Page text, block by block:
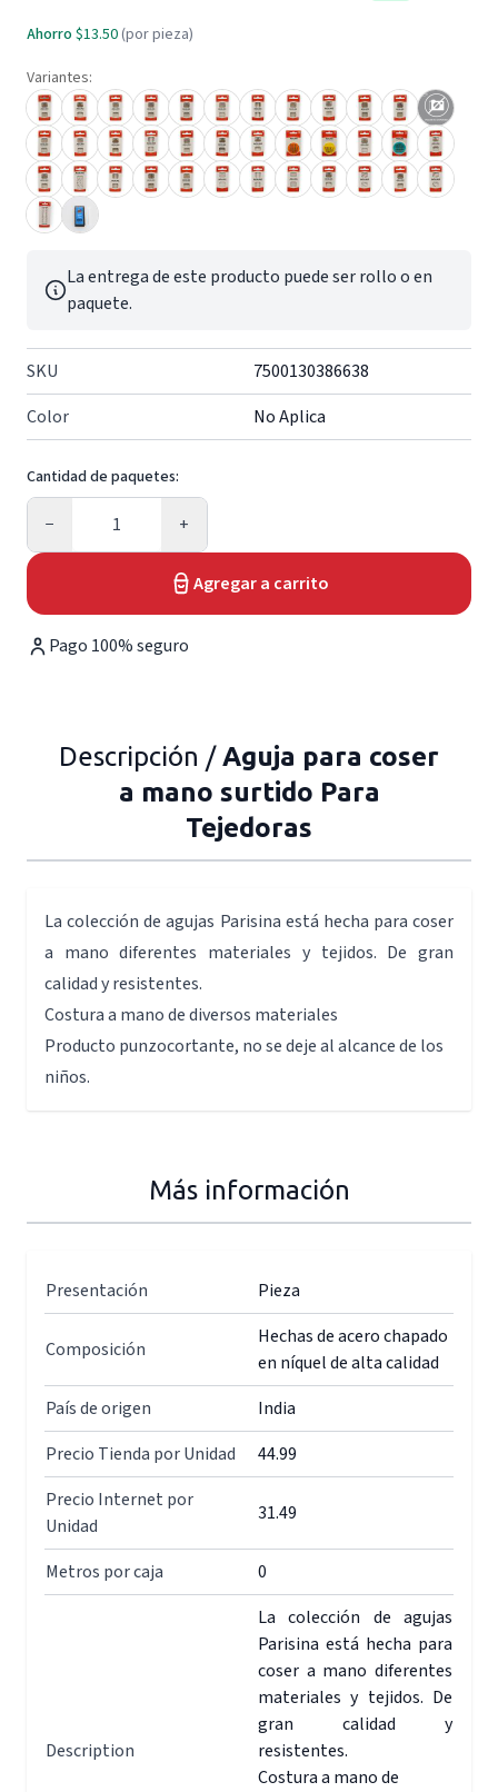
Ahorro $13.50 (por pieza)
Variantes:
La entrega de este producto puede ser rollo o en
paquete.
SKU
7500130386638
Color
No Aplica
Cantidad de paquetes:
−
Cantidad
+
Agregar a carrito
Pago 100% seguro
Descripción /Aguja para coser
a mano surtido Para
Tejedoras
La colección de agujas Parisina está hecha para coser
a mano diferentes materiales y tejidos. De gran
calidad y resistentes.
Costura a mano de diversos materiales
Producto punzocortante, no se deje al alcance de los
niños.
Más información
Presentación Pieza
Composición
Hechas de acero chapado
en níquel de alta calidad
País de origen
India
Precio Tienda por Unidad
44.99
Precio Internet por
Unidad
31.49
Metros por caja 0
Description
La colección de agujas
Parisina está hecha para
coser a mano diferentes
materiales y tejidos. De
gran calidad y
resistentes.
Costura a mano de